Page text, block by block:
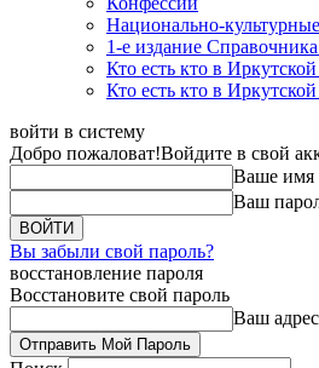
Национально-
1-е издание
Кто есть кто в
Кто есть кто в
войти в систему
Добро пожаловат!Войдите в свой
Ваше имя
Ваш
Вы забыли свой пароль?
восстановление пароля
Восстановите свой пароль
Ваш